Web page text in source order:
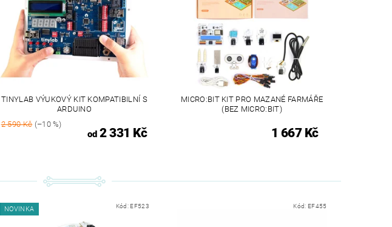
TINYLAB VÝUKOVÝ KIT KOMPATIBILNÍ S
ARDUINO
2 590 Kč(–10 %)
od2 331 Kč
MICRO:BIT KIT PRO MAZANÉ FARMÁŘE
(BEZ MICRO:BIT)
1 667 Kč
NOVINKA Kód: EF523 Kód: EF455